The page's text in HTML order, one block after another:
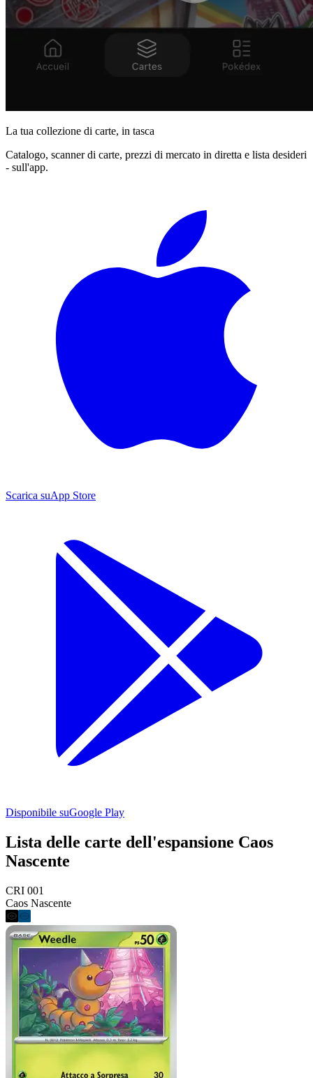
La tua collezione di carte, in tasca
Catalogo, scanner di carte, prezzi di mercato in diretta e lista desideri
- sull'app.
Scarica suApp Store
Disponibile suGoogle Play
Lista delle carte dell'espansione Caos
Nascente
CRI 001
Caos Nascente